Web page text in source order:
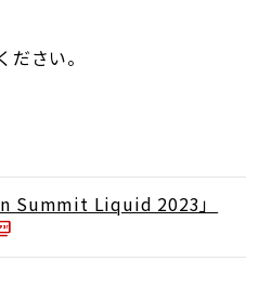
さい。
Summit Liquid 2023」